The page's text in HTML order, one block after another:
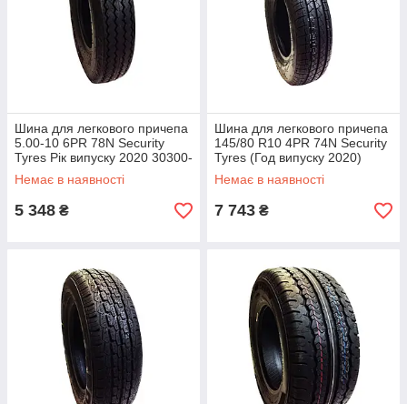
Шина для легкового причепа
5.00-10 6PR 78N Security
Tyres Рік випуску 2020 30300-
20
Немає в наявності
5 348 ₴
Шина для легкового причепа
145/80 R10 4PR 74N Security
Tyres (Год випуску 2020)
30302-20
Немає в наявності
7 743 ₴